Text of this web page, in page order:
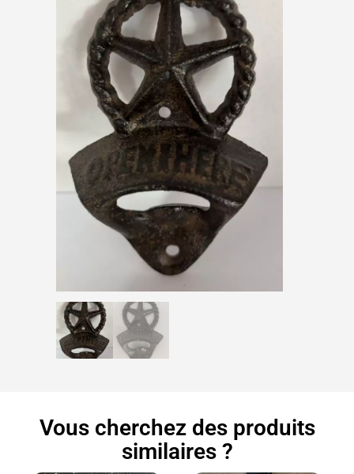
Vous cherchez des produits
similaires ?